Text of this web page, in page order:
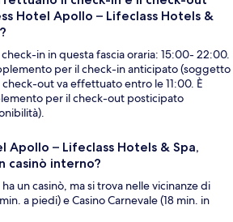
Hotel Apollo – Lifeclass Hotels &
in in questa fascia oraria: 15:00- 22:00.
per il check-in anticipato (soggetto
out va effettuato entro le 11:00. È
per il check-out posticipato
Apollo – Lifeclass Hotels & Spa,
casinò interno?
un casinò, ma si trova nelle vicinanze di
a piedi) e Casino Carnevale (18 min. in